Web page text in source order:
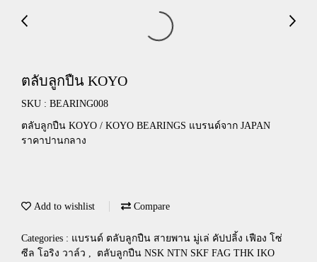
ตลับลูกปืน KOYO
SKU : BEARING008
ตลับลูกปืน KOYO / KOYO BEARINGS แบรนด์จาก JAPAN
ราคาปานกลาง
Add to wishlist Compare
Categories : แบรนด์ ตลับลูกปืน สายพาน มู่เล่ คัปปลิ้ง เฟือง โซ่
ซีล โอริง วาล์ว ,
ตลับลูกปืน NSK NTN SKF FAG THK IKO